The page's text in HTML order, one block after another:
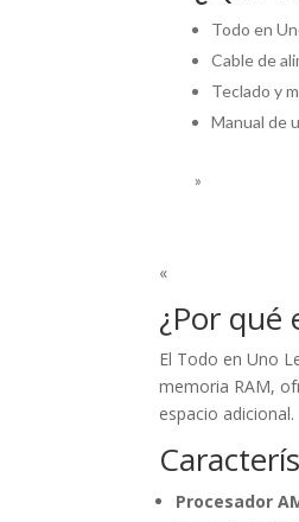
Todo en
Cable de
Teclado y
Manual de
»
«
¿Por qué
El Todo en Uno
memoria RAM,
espacio adicional.
Procesador